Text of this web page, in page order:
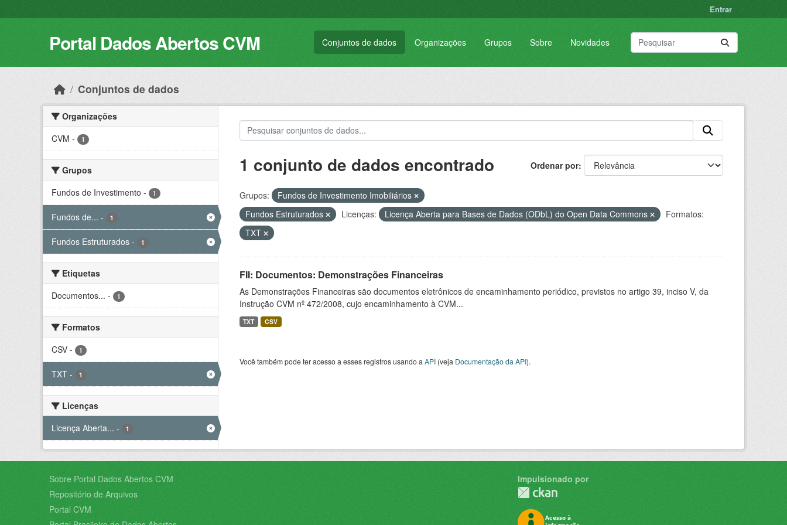
Entrar
Portal Dados Abertos CVM Conjuntos de dados Organizações Grupos Sobre Novidades
Conjuntos de dados
Organizações
CVM - 1
Grupos
Fundos de Investimento - 1
Fundos de... - 1
Fundos Estruturados - 1
Etiquetas
Documentos... - 1
Formatos
CSV - 1
TXT - 1
Licenças
Licença Aberta... - 1
Ordenar por
1 conjunto de dados encontrado
Grupos:
Fundos de Investimento Imobiliários
Fundos Estruturados
Licenças: Licença Aberta para Bases de Dados (ODbL) do Open Data Commons
Formatos:
TXT
FII: Documentos: Demonstrações Financeiras
As Demonstrações Financeiras são documentos eletrônicos de encaminhamento periódico, previstos no artigo 39, inciso V, da
Instrução CVM nº 472/2008, cujo encaminhamento à CVM...
TXT CSV
Você também pode ter acesso a esses registros usando a API(veja Documentação da API).
Sobre Portal Dados Abertos CVM
Repositório de Arquivos
Portal CVM
Impulsionado por